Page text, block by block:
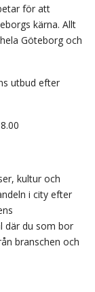
för att
kärna. Allt
Göteborg och
utbud efter
kultur och
i city efter
där du som bor
branschen och